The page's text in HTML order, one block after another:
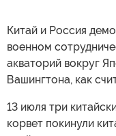
Китай и Россия
военном
акваторий вокруг
Вашингтона, как
13 июля три
корвет покинули